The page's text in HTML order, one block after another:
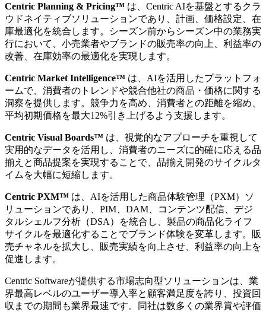
Centric Planning & Pricing™ は、Centric AIを基盤とするクラ
ウドネイティブソリューションであり、計画、価格設定、在
庫最適化を統合します。シーズン前からシーズン中の業務実
行において、小売業者やブランドの販売率の向上、利益率の
改善、在庫効率の最適化を実現します。
Centric Market Intelligence™ は、AIを活用したプラットフォ
ームで、消費者のトレンドや競合他社の商品・価格に関する
洞察を提供します。競争力を高め、消費者との距離を縮め、
平均初期価格を最大12%引き上げるよう支援します。
Centric Visual Boards™ は、視覚的なアプローチを重視して
実用的なデータを活用し、消費者のニーズに的確に応える品
揃えと商品提案を実現することで、品揃え開発のサイクルタ
イムを大幅に短縮します。
Centric PXM™ は、AIを活用した商品体験管理（PXM）ソ
リューションであり、PIM、DAM、コンテンツ配信、デジ
タルシェルフ分析（DSA）を統合し、製品の商品化ライフ
サイクルを最適化することでブランド体験を変革します。販
売チャネルを拡大し、販売実績を向上させ、利益率の向上を
促進します。
Centric Softwareが提供する市場志向型ソリューションは、業
界最高レベルのユーザー導入率と顧客満足度を誇り、投資回
収までの期間も業界最速です。同社は数多くの業界賞や評価